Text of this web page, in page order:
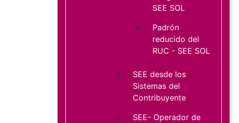
SEE SOL
Padrón
reducido del
RUC - SEE SOL
SEE desde los
Sistemas del
Contribuyente
SEE- Operador de